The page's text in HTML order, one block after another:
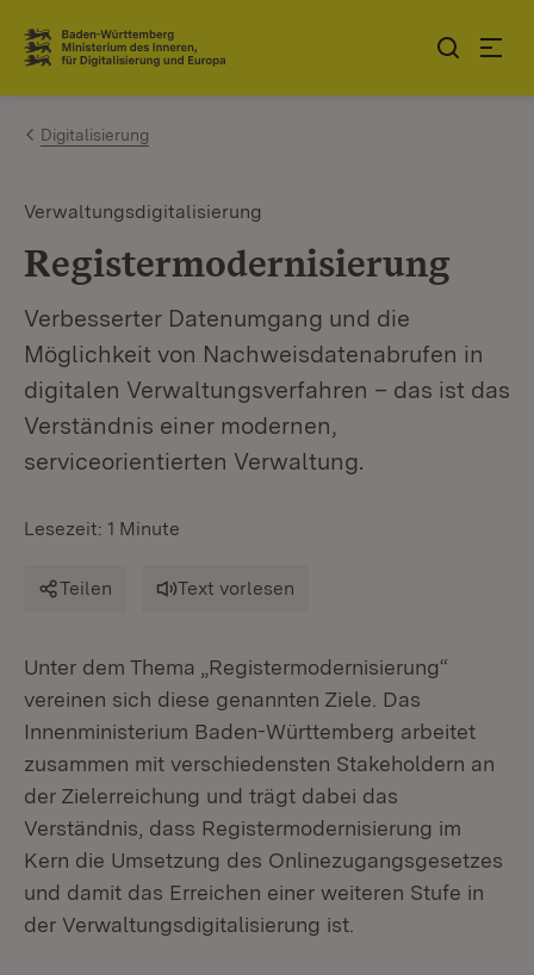
Zum Inhalt springen
Link zur Startseite
Digitalisierung
Verwaltungsdigitalisierung
Registermodernisierung
Verbesserter Datenumgang und die
Möglichkeit von Nachweisdatenabrufen in
digitalen Verwaltungsverfahren – das ist das
Verständnis einer modernen,
serviceorientierten Verwaltung.
Lesezeit: 1 Minute
Teilen Text vorlesen
Unter dem Thema „Registermodernisierung“
vereinen sich diese genannten Ziele. Das
Innenministerium Baden-Württemberg arbeitet
zusammen mit verschiedensten Stakeholdern an
der Zielerreichung und trägt dabei das
Verständnis, dass Registermodernisierung im
Kern die Umsetzung des Onlinezugangsgesetzes
und damit das Erreichen einer weiteren Stufe in
der Verwaltungsdigitalisierung ist.